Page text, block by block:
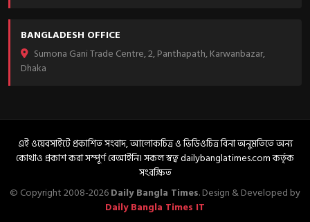
BANGLADESH OFFICE
Sumona Gani Trade Centre, 2, Panthapath, Karwanbazar,
Dhaka
এই ওয়েবসাইটে প্রকাশিত সংবাদ, আলোকচিত্র ও ভিডিওচিত্র বিনা অনুমতিতে অন্য
কোথাও প্রকাশ করা সম্পূর্ণ বেআইনি। সকল স্বত্ব dailybanglatimes.com কর্তৃক
সংরক্ষিত
© Copyright 2008-2026Daily Bangla Times. Design & Developed by
Daily Bangla Times IT